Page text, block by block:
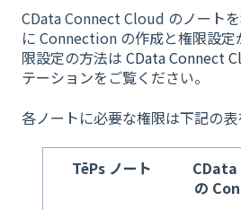
CData Connect Cloud のノート
に Connection の作成と権限設定
限設定の方法は CData Connect
テーションをご覧ください。
各ノートに必要な権限は下記の表
TēPs ノート
の